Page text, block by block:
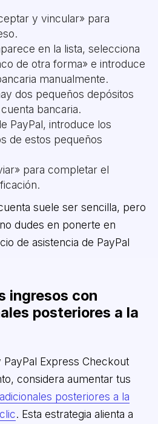
y vincular» para
en la lista, selecciona
de otra forma» e introduce
manualmente.
dos pequeños depósitos
bancaria.
PayPal, introduce los
de estos pequeños
para completar el
suele ser sencilla, pero
dudes en ponerte en
de asistencia de PayPal
ingresos con
posteriores a la
Express Checkout
considera aumentar tus
posteriores a la
. Esta estrategia alienta a